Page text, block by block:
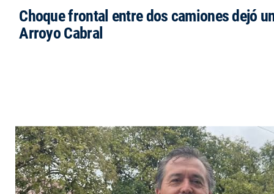
Choque frontal entre dos camiones dejó
Arroyo Cabral